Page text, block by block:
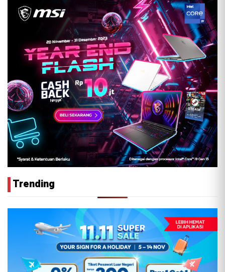
Trending